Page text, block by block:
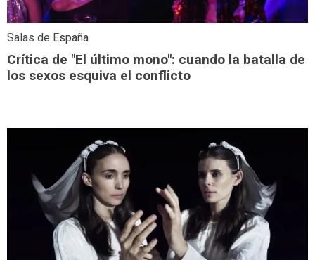
Salas de España
Crítica de "El último mono": cuando la batalla de
los sexos esquiva el conflicto